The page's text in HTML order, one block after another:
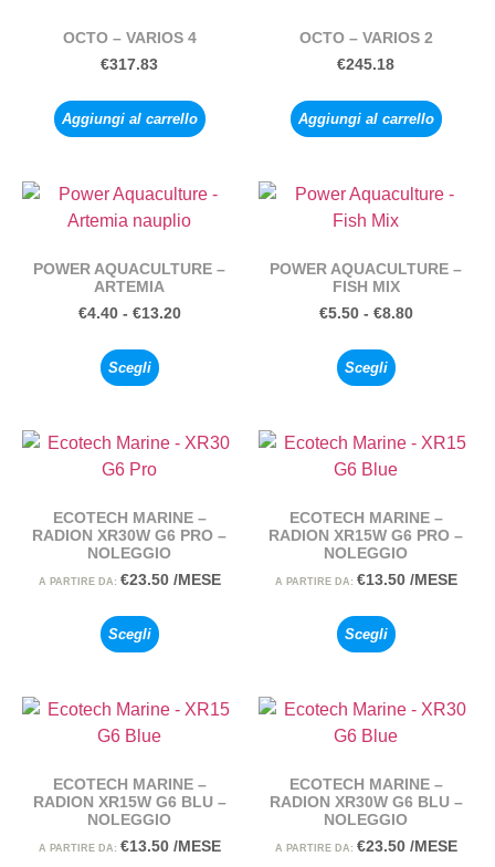
OCTO – VARIOS 4
€317.83
Aggiungi al carrello
OCTO – VARIOS 2
€245.18
Aggiungi al carrello
POWER AQUACULTURE –
ARTEMIA
€4.40 - €13.20
Scegli
POWER AQUACULTURE –
FISH MIX
€5.50 - €8.80
Scegli
ECOTECH MARINE –
RADION XR30W G6 PRO –
NOLEGGIO
A PARTIRE DA: €23.50 /MESE
Scegli
ECOTECH MARINE –
RADION XR15W G6 PRO –
NOLEGGIO
A PARTIRE DA: €13.50 /MESE
Scegli
ECOTECH MARINE –
RADION XR15W G6 BLU –
NOLEGGIO
A PARTIRE DA: €13.50 /MESE
ECOTECH MARINE –
RADION XR30W G6 BLU –
NOLEGGIO
A PARTIRE DA: €23.50 /MESE